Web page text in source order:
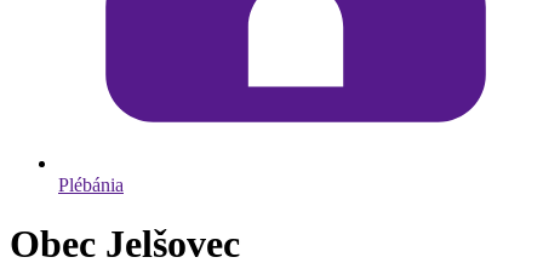
Plébánia
Obec Jelšovec